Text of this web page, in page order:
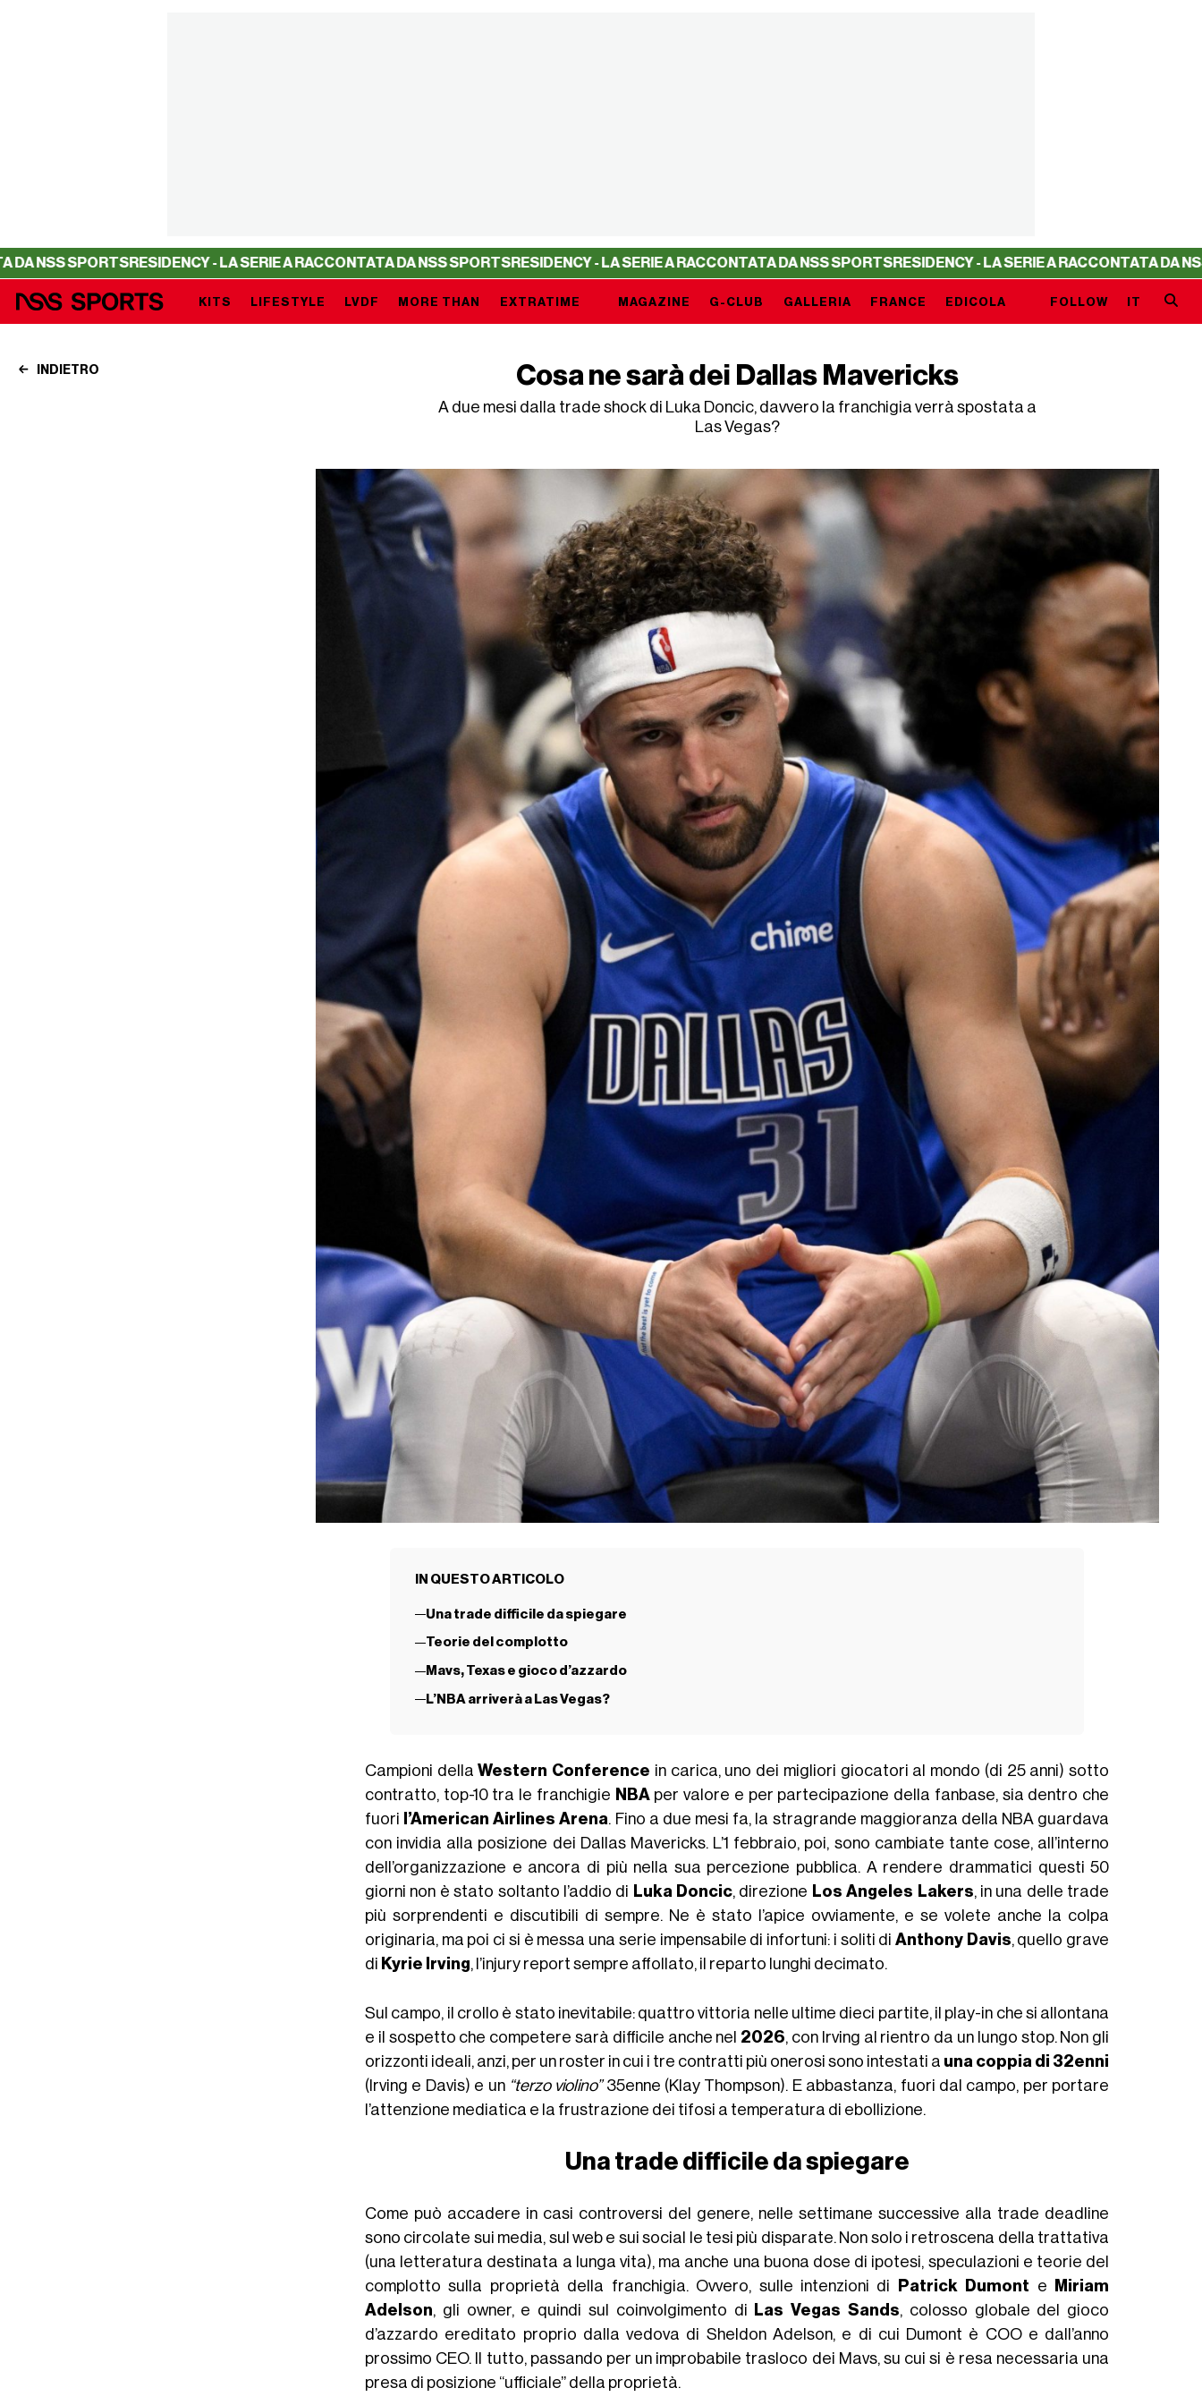
RESIDENCY - LA SERIE A RACCONTATA DA NSS SPORTSRESIDENCY - LA SERIE A RACCONTATA DA NSS SPORTSRESIDENCY - LA SERIE A RACCONTATA DA NSS SPORTS
EXTRATIME
KITS LIFESTYLE LVDF MORE THAN MAGAZINE G-CLUB GALLERIA FRANCE EDICOLA FOLLOW IT
INDIETRO Cosa ne sarà dei Dallas Mavericks
A due mesi dalla trade shock di Luka Doncic, davvero la franchigia verrà spostata a
Las Vegas?
IN QUESTO ARTICOLO
Una trade difficile da spiegare
Teorie del complotto
Mavs, Texas e gioco d’azzardo
L’NBA arriverà a Las Vegas?
Campioni dellaWestern Conference in carica, uno dei migliori giocatori al mondo (di 25 anni) sotto
contratto, top-10 tra le franchigie NBAper valore e per partecipazione della fanbase, sia dentro che
fuori
l’American Airlines Arena. Fino a due mesi fa, la stragrande maggioranza della NBA guardava
con invidia alla posizione dei Dallas Mavericks. L’1 febbraio, poi, sono cambiate tante cose, all’interno
dell’organizzazione e ancora di più nella sua percezione pubblica. A rendere drammatici questi 50
giorni non è stato soltanto l’addio di Luka Doncic, direzione Los Angeles Lakers, in una delle trade
più sorprendenti e discutibili di sempre. Ne è stato l’apice ovviamente, e se volete anche la colpa
originaria, ma poi ci si è messa una serie impensabile di infortuni: i soliti di Anthony Davis, quello grave
di Kyrie Irving, l’injury report sempre affollato, il reparto lunghi decimato.
Sul campo, il crollo è stato inevitabile: quattro vittoria nelle ultime dieci partite, il play-in che si allontana
e il sospetto che competere sarà difficile anche nel 2026, con Irving al rientro da un lungo stop. Non gli
orizzonti ideali, anzi, per un roster in cui i tre contratti più onerosi sono intestati a una coppia di 32enni
(Irving e Davis) e un “terzo violino”35enne (Klay Thompson). E abbastanza, fuori dal campo, per portare
l’attenzione mediatica e la frustrazione dei tifosi a temperatura di ebollizione.
Una trade difficile da spiegare
Come può accadere in casi controversi del genere, nelle settimane successive alla trade deadline
sono circolate sui media, sul web e sui social le tesi più disparate. Non solo i retroscena della trattativa
(una letteratura destinata a lunga vita), ma anche una buona dose di ipotesi, speculazioni e teorie del
complotto sulla proprietà della franchigia. Ovvero, sulle intenzioni di
Patrick Dumont e
Miriam
Adelson, gli owner, e quindi sul coinvolgimento di Las Vegas Sands, colosso globale del gioco
d’azzardo ereditato proprio dalla vedova di Sheldon Adelson, e di cui Dumont è COO e dall’anno
prossimo CEO. Il tutto, passando per un improbabile trasloco dei Mavs, su cui si è resa necessaria una
presa di posizione “ufficiale” della proprietà.